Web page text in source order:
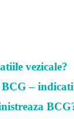
vezicale?
–